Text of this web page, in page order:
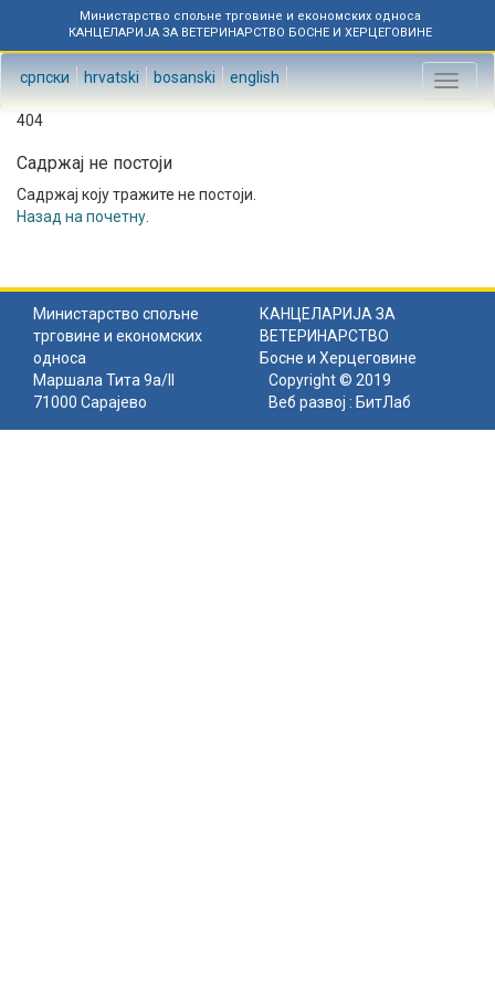
Министарство спољне трговине и економских односа
КАНЦЕЛАРИЈА ЗА ВЕТЕРИНАРСТВО БОСНЕ И ХЕРЦЕГОВИНЕ
српски hrvatski bosanski english
Toggle
404
Садржај не постоји
Садржај коју тражите не постоји.
Назад на почетну
Министарство спољне
трговине и економских
односа
КАНЦЕЛАРИЈА ЗА
ВЕТЕРИНАРСТВО
Босне и Херцеговине
Маршала Тита 9а/II
71000 Сарајево
Copyright © 2019
Веб развој : БитЛаб